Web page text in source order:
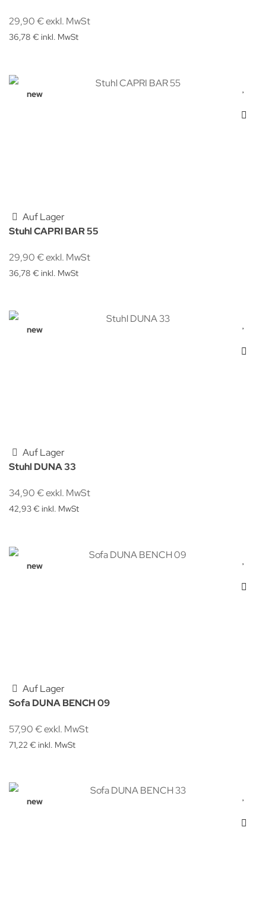
29,90 € exkl. MwSt
36,78 € inkl. MwSt
new
Auf Lager
Stuhl CAPRI BAR 55
29,90 € exkl. MwSt
36,78 € inkl. MwSt
new
Auf Lager
Stuhl DUNA 33
34,90 € exkl. MwSt
42,93 € inkl. MwSt
new
Auf Lager
Sofa DUNA BENCH 09
57,90 € exkl. MwSt
71,22 € inkl. MwSt
new